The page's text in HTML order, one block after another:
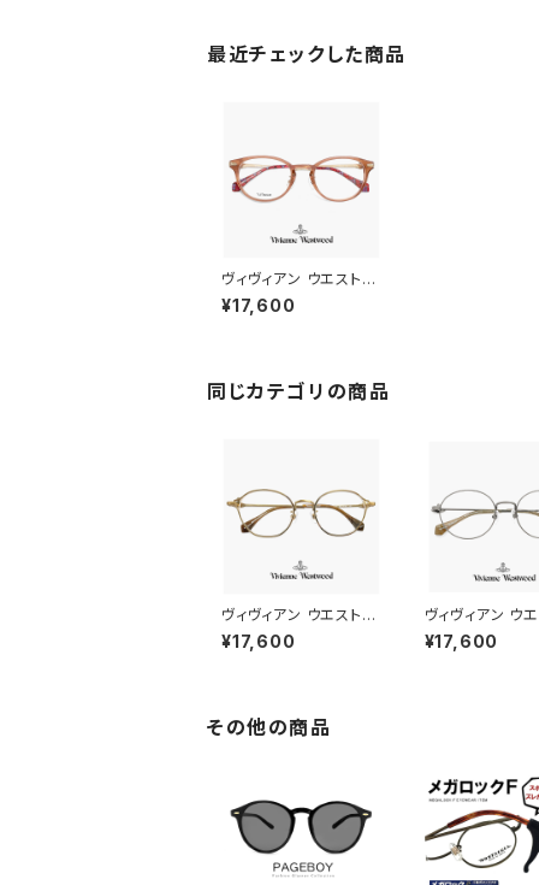
最近チェックした商品
ヴィヴィアン ウエストウ
ッド メガネ 40-0036
c02 Vivienne West
ム オーブ ダミーレンズ
発送
¥17,600
同じカテゴリの商品
ヴィヴィアン ウエストウ
ッド メガネ 40-0024
c02 49mm レディース
ダミーレンズ発送
¥17,600
ヴィヴィアン ウ
ッド メガネ レデ
40-0016 c03
¥17,600
その他の商品